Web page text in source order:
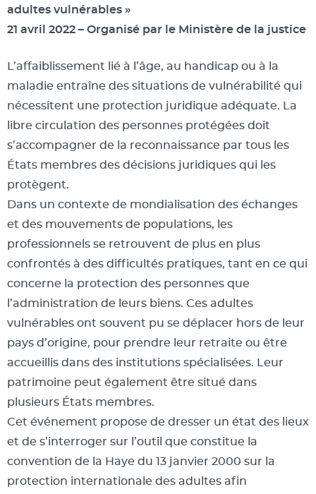
adultes vulnérables »
21 avril 2022 – Organisé par le Ministère de la justice
L’affaiblissement lié à l’âge, au handicap ou à la
maladie entraîne des situations de vulnérabilité qui
nécessitent une protection juridique adéquate. La
libre circulation des personnes protégées doit
s’accompagner de la reconnaissance par tous les
États membres des décisions juridiques qui les
protègent.
Dans un contexte de mondialisation des échanges
et des mouvements de populations, les
professionnels se retrouvent de plus en plus
confrontés à des difficultés pratiques, tant en ce qui
concerne la protection des personnes que
l’administration de leurs biens. Ces adultes
vulnérables ont souvent pu se déplacer hors de leur
pays d’origine, pour prendre leur retraite ou être
accueillis dans des institutions spécialisées. Leur
patrimoine peut également être situé dans
plusieurs États membres.
Cet événement propose de dresser un état des lieux
et de s’interroger sur l’outil que constitue la
convention de la Haye du 13 janvier 2000 sur la
protection internationale des adultes afin